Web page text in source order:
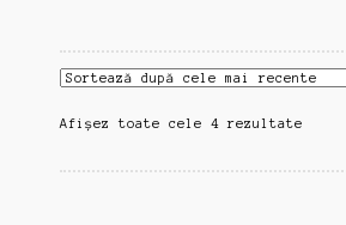
Afișez toate cele 4 rezultateSortat
cele